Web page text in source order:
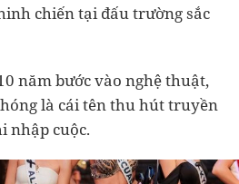
chiến tại đấu trường sắc
năm bước vào nghệ thuật,
là cái tên thu hút truyền
nhập cuộc.